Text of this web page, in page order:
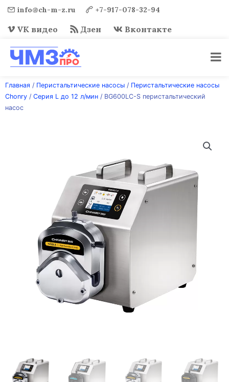
info@ch-m-z.ru +7-917-078-32-94
VK видео Дзен Вконтакте
содержимому
Главная / Перистальтические насосы / Перистальтические насосы
Chonry / Серия L до 12 л/мин / BG600LC-S перистальтический
насос